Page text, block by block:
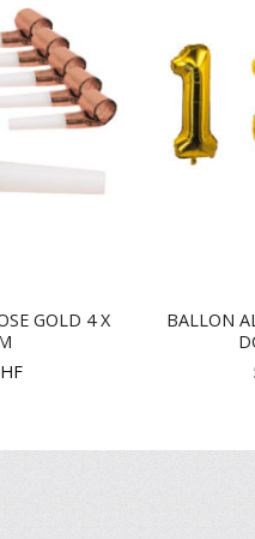
GOLD 4 X
BALLON